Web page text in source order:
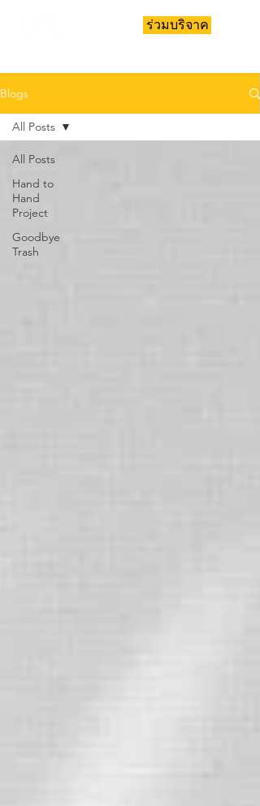
ร่วมบริจาค
Blogs
All Posts
Hand to
Hand
Project
Goodbye
Trash
All Posts